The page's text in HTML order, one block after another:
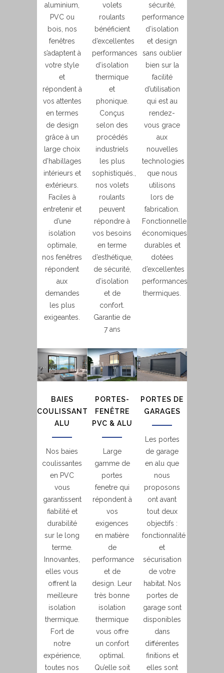
aluminium,
PVC ou
bois, nos
fenêtres
s’adaptent à
votre style
et
répondent à
vos attentes
en termes
de design
grâce à un
large choix
d’habillages
intérieurs et
extérieurs.
Faciles à
entretenir et
d’une
isolation
optimale,
nos fenêtres
répondent
aux
demandes
les plus
exigeantes.
volets
roulants
bénéficient
d’excellentes
performances
d’isolation
thermique
et
phonique.
Conçus
selon des
procédés
industriels
les plus
sophistiqués.,
nos volets
roulants
peuvent
répondre à
vos besoins
en terme
d’esthétique,
de sécurité,
d’isolation
et de
confort.
Garantie de
7 ans
sécurité,
performance
d’isolation
et design
sans oublier
bien sur la
facilité
d’utilisation
qui est au
rendez-
vous grace
aux
nouvelles
technologies
que nous
utilisons
lors de
fabrication.
Fonctionnelles,
économiques,
durables et
dotées
d’excellentes
performances
thermiques.
BAIES
COULISSANTES
ALU
Nos baies
coulissantes
en PVC
vous
garantissent
fiabilité et
durabilité
sur le long
terme.
Innovantes,
elles vous
offrent la
meilleure
isolation
thermique.
Fort de
notre
expérience,
toutes nos
PORTES-
FENÊTRE
PVC & ALU
Large
gamme de
portes
fenetre qui
répondent à
vos
exigences
en matière
de
performance
et de
design. Leur
très bonne
isolation
thermique
vous offre
un confort
optimal.
Qu’elle soit
PORTES DE
GARAGES
Les portes
de garage
en alu que
nous
proposons
ont avant
tout deux
objectifs :
fonctionnalité
et
sécurisation
de votre
habitat. Nos
portes de
garage sont
disponibles
dans
différentes
finitions et
elles sont